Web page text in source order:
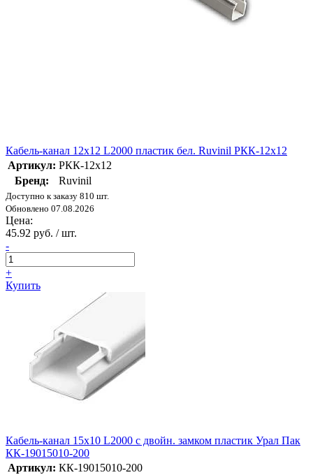
Кабель-канал 12х12 L2000 пластик бел. Ruvinil РКК-12х12
Артикул: РКК-12х12
Бренд:
Ruvinil
Доступно к заказу 810 шт.
Обновлено 07.08.2026
Цена:
45.92 руб. / шт.
-
+
Купить
Кабель-канал 15х10 L2000 с двойн. замком пластик Урал Пак
КК-19015010-200
Артикул: КК-19015010-200